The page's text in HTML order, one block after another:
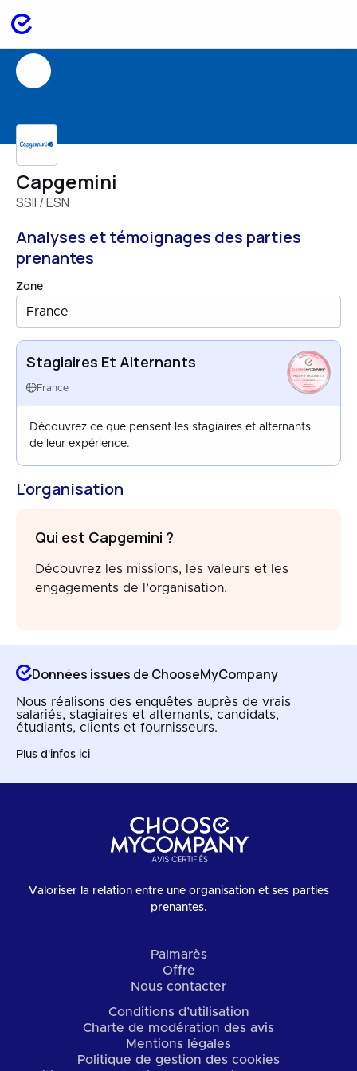
Capgemini
SSII / ESN
Analyses et témoignages des parties
prenantes
Zone
France
Stagiaires Et Alternants
France
HAPPYTRAINEES
FRANCE
AUG 2025
Découvrez ce que pensent les stagiaires et alternants
de leur expérience.
L'organisation
Qui est Capgemini ?
Découvrez les missions, les valeurs et les
engagements de l’organisation.
Données issues de ChooseMyCompany
Nous réalisons des enquêtes auprès de vrais
salariés, stagiaires et alternants, candidats,
étudiants, clients et fournisseurs.
Plus d'infos ici
Valoriser la relation entre une organisation et ses parties
prenantes.
Palmarès
Offre
Nous contacter
Conditions d’utilisation
Charte de modération des avis
Mentions légales
Politique de gestion des cookies